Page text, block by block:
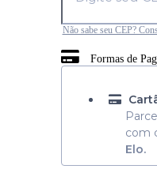
Não sabe seu CEP?
Formas de
com
Elo.